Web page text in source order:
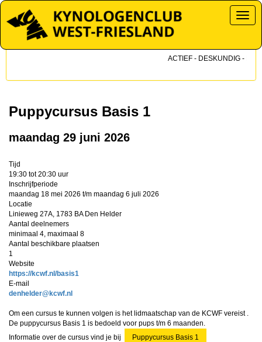
ACTIEF - DESKUNDIG -
Puppycursus Basis 1
maandag 29 juni 2026
Tijd
19:30 tot 20:30 uur
Inschrijfperiode
maandag 18 mei 2026 t/m maandag 6 juli 2026
Locatie
Linieweg 27A, 1783 BA Den Helder
Aantal deelnemers
minimaal 4, maximaal 8
Aantal beschikbare plaatsen
1
Website
https://kcwf.nl/basis1
E-mail
redlehned@kcwf.nl
Om een cursus te kunnen volgen is het lidmaatschap van de KCWF vereist .
De puppycursus Basis 1 is bedoeld voor pups t/m 6 maanden.
Informatie over de cursus vind je bij
Puppycursus Basis 1